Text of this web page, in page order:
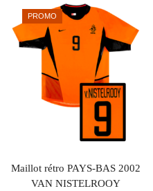
69€.
49€.
PROMO
Maillot rétro PAYS-BAS 2002
VAN NISTELROOY